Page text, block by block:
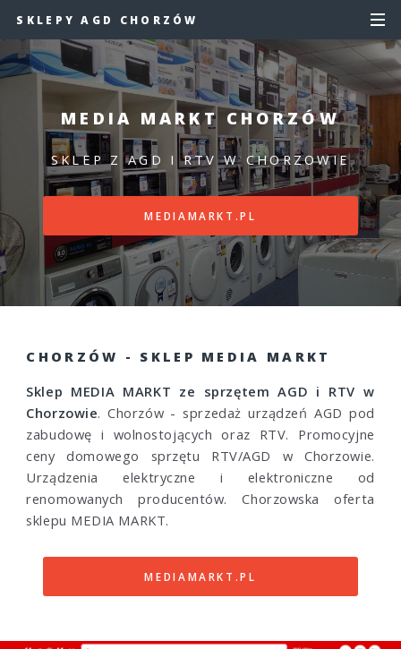
SKLEPY AGD CHORZÓW
MEDIA MARKT CHORZÓW
SKLEP Z AGD I RTV W CHORZOWIE
MEDIAMARKT.PL
CHORZÓW - SKLEP MEDIA MARKT
Sklep MEDIA MARKT ze sprzętem AGD i RTV w
Chorzowie. Chorzów - sprzedaż urządzeń AGD pod
zabudowę i wolnostojących oraz RTV. Promocyjne
ceny domowego sprzętu RTV/AGD w Chorzowie.
Urządzenia elektryczne i elektroniczne od
renomowanych producentów. Chorzowska oferta
sklepu MEDIA MARKT.
MEDIAMARKT.PL